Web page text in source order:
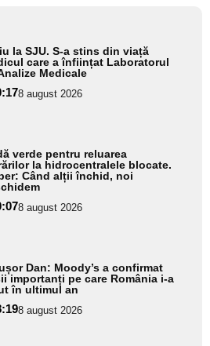
la SJU. S-a stins din viață
care a înființat Laboratorul
Medicale
8 august 2026
verde pentru reluarea
la hidrocentralele blocate.
Când alții închid, noi
8 august 2026
Dan: Moody’s a confirmat
importanți pe care România i-a
în ultimul an
8 august 2026